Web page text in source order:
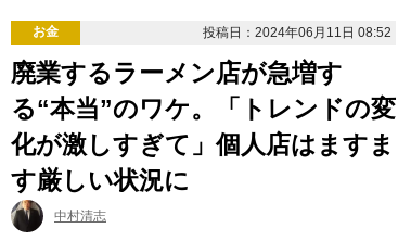
お金 投稿日：2024年06月11日 08:52
廃業するラーメン店が急増す
る“本当”のワケ。「トレンドの変
化が激しすぎて」個人店はますま
す厳しい状況に
中村清志